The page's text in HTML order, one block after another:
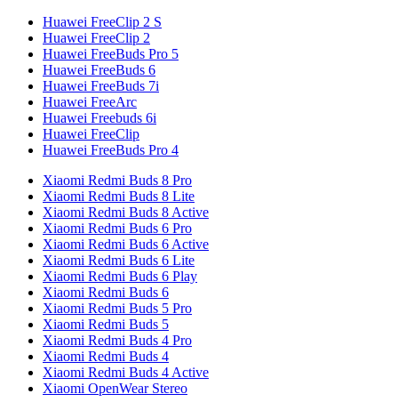
Huawei FreeClip 2 S
Huawei FreeClip 2
Huawei FreeBuds Pro 5
Huawei FreeBuds 6
Huawei FreeBuds 7i
Huawei FreeArc
Huawei Freebuds 6i
Huawei FreeClip
Huawei FreeBuds Pro 4
Xiaomi Redmi Buds 8 Pro
Xiaomi Redmi Buds 8 Lite
Xiaomi Redmi Buds 8 Active
Xiaomi Redmi Buds 6 Pro
Xiaomi Redmi Buds 6 Active
Xiaomi Redmi Buds 6 Lite
Xiaomi Redmi Buds 6 Play
Xiaomi Redmi Buds 6
Xiaomi Redmi Buds 5 Pro
Xiaomi Redmi Buds 5
Xiaomi Redmi Buds 4 Pro
Xiaomi Redmi Buds 4
Xiaomi Redmi Buds 4 Active
Xiaomi OpenWear Stereo